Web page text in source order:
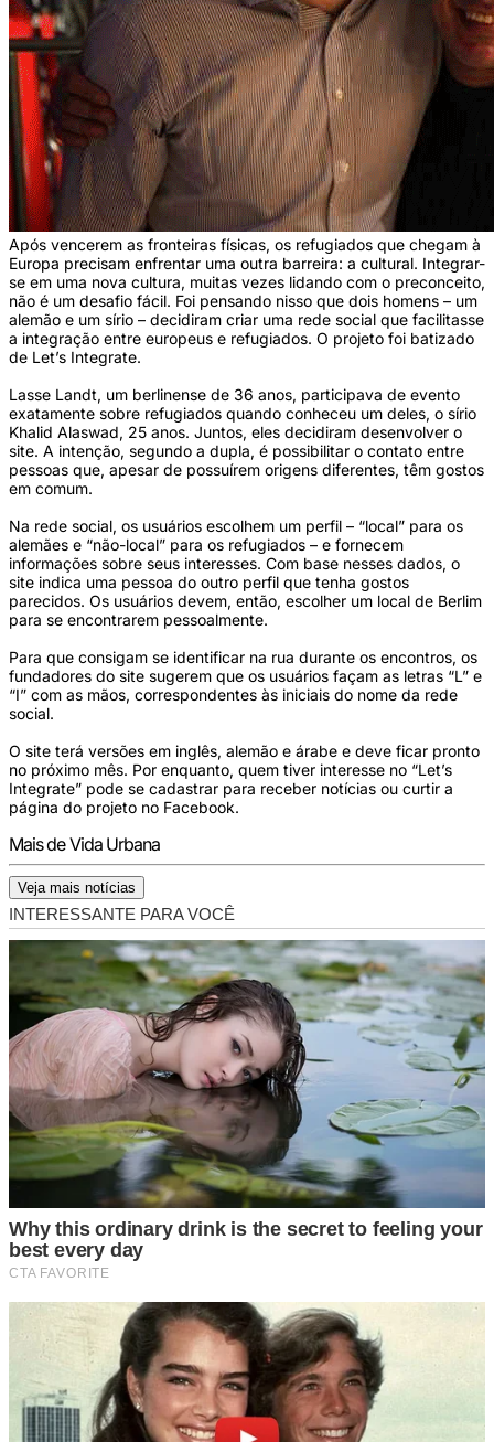
Após vencerem as fronteiras físicas, os refugiados que chegam à
Europa precisam enfrentar uma outra barreira: a cultural. Integrar-
se em uma nova cultura, muitas vezes lidando com o preconceito,
não é um desafio fácil. Foi pensando nisso que dois homens – um
alemão e um sírio – decidiram criar uma rede social que facilitasse
a integração entre europeus e refugiados. O projeto foi batizado
de Let’s Integrate.
Lasse Landt, um berlinense de 36 anos, participava de evento
exatamente sobre refugiados quando conheceu um deles, o sírio
Khalid Alaswad, 25 anos. Juntos, eles decidiram desenvolver o
site. A intenção, segundo a dupla, é possibilitar o contato entre
pessoas que, apesar de possuírem origens diferentes, têm gostos
em comum.
Na rede social, os usuários escolhem um perfil – “local” para os
alemães e “não-local” para os refugiados – e fornecem
informações sobre seus interesses. Com base nesses dados, o
site indica uma pessoa do outro perfil que tenha gostos
parecidos. Os usuários devem, então, escolher um local de Berlim
para se encontrarem pessoalmente.
Para que consigam se identificar na rua durante os encontros, os
fundadores do site sugerem que os usuários façam as letras “L” e
“I” com as mãos, correspondentes às iniciais do nome da rede
social.
O site terá versões em inglês, alemão e árabe e deve ficar pronto
no próximo mês. Por enquanto, quem tiver interesse no “Let’s
Integrate” pode se cadastrar para receber notícias ou curtir a
página do projeto no Facebook.
Mais de Vida Urbana
Veja mais notícias